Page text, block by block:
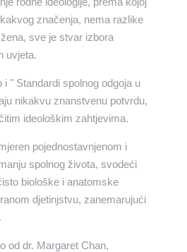
značenja, nema razlike
sve je stvar izbora
uvjeta.
i " Standardi spolnog odgoja u
nikakvu znanstvenu potvrdu,
ideološkim zahtjevima.
pojednostavnjenom i
spolnog života, svodeći
biološke i anatomske
djetinjstvu, zanemarujući
od dr. Margaret Chan,